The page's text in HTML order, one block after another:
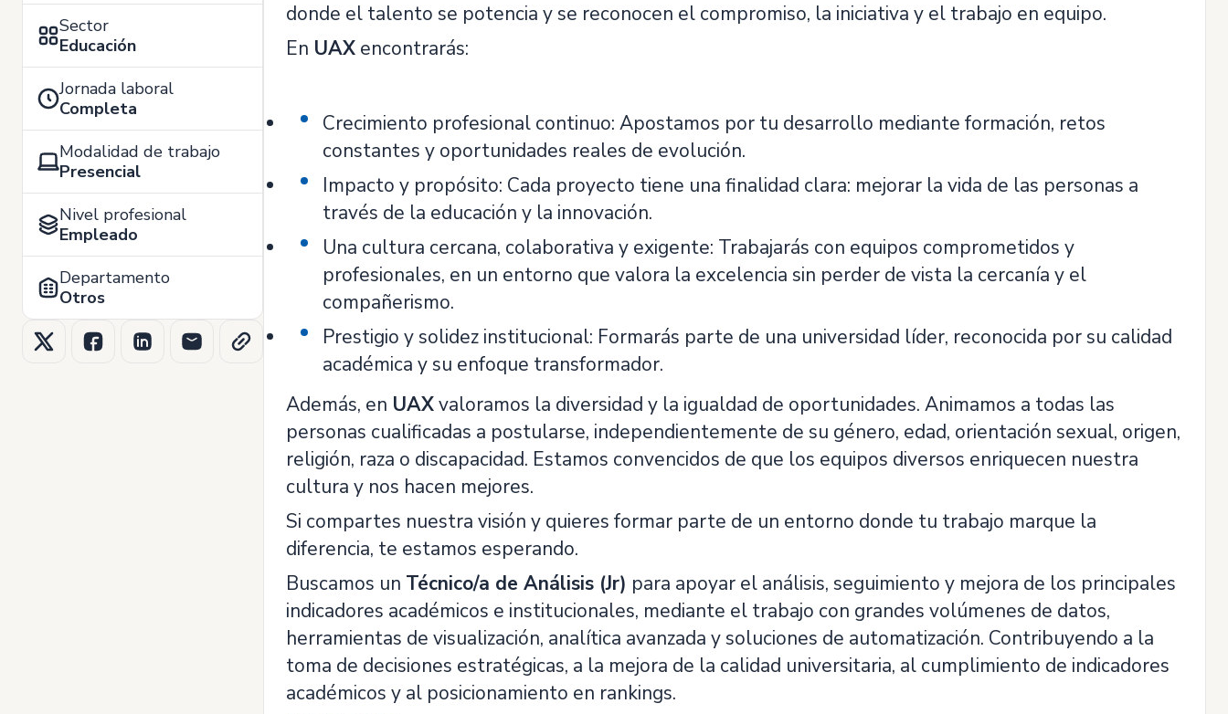
Sector
Educación
Jornada laboral
Completa
Modalidad de trabajo
Presencial
Nivel profesional
Empleado
Departamento
Otros
donde el talento se potencia y se reconocen el compromiso, la iniciativa y el trabajo en equipo.
En UAX encontrarás:
Crecimiento profesional continuo: Apostamos por tu desarrollo mediante formación, retos
constantes y oportunidades reales de evolución.
Impacto y propósito: Cada proyecto tiene una finalidad clara: mejorar la vida de las personas a
través de la educación y la innovación.
Una cultura cercana, colaborativa y exigente: Trabajarás con equipos comprometidos y
profesionales, en un entorno que valora la excelencia sin perder de vista la cercanía y el
compañerismo.
Prestigio y solidez institucional: Formarás parte de una universidad líder, reconocida por su calidad
académica y su enfoque transformador.
Además, en UAXvaloramos la diversidad y la igualdad de oportunidades. Animamos a todas las
personas cualificadas a postularse, independientemente de su género, edad, orientación sexual, origen,
religión, raza o discapacidad. Estamos convencidos de que los equipos diversos enriquecen nuestra
cultura y nos hacen mejores.
Si compartes nuestra visión y quieres formar parte de un entorno donde tu trabajo marque la
diferencia, te estamos esperando.
Buscamos un Técnico/a de Análisis (Jr) para apoyar el análisis, seguimiento y mejora de los principales
indicadores académicos e institucionales, mediante el trabajo con grandes volúmenes de datos,
herramientas de visualización, analítica avanzada y soluciones de automatización. Contribuyendo a la
toma de decisiones estratégicas, a la mejora de la calidad universitaria, al cumplimiento de indicadores
académicos y al posicionamiento en rankings.